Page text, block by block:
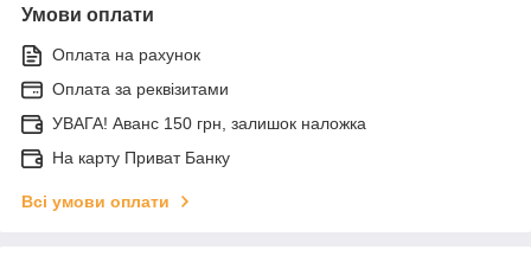
Умови оплати
Оплата на рахунок
Оплата за реквізитами
УВАГА! Аванс 150 грн, залишок наложка
На карту Приват Банку
Всі умови оплати